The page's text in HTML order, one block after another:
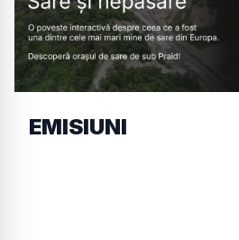
EMISIUNI